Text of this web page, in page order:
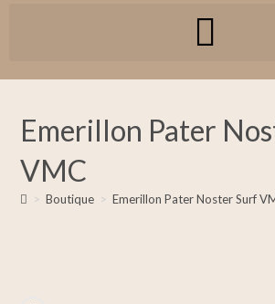
Emerillon Pater
VMC
> Boutique > Emerillon Pater Noster Surf